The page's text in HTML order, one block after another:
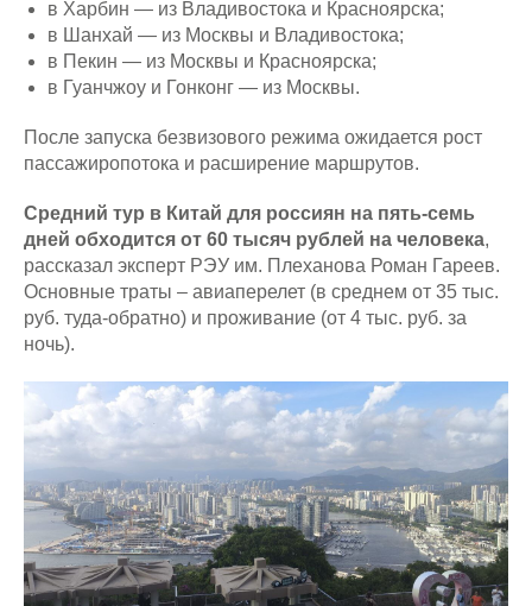
в Харбин — из Владивостока и Красноярска;
в Шанхай — из Москвы и Владивостока;
в Пекин — из Москвы и Красноярска;
в Гуанчжоу и Гонконг — из Москвы.
После запуска безвизового режима ожидается рост
пассажиропотока и расширение маршрутов.
Средний тур в Китай для россиян на пять-семь
дней обходится от 60 тысяч рублей на человека,
рассказал эксперт РЭУ им. Плеханова Роман Гареев.
Основные траты – авиаперелет (в среднем от 35 тыс.
руб. туда-обратно) и проживание (от 4 тыс. руб. за
ночь).